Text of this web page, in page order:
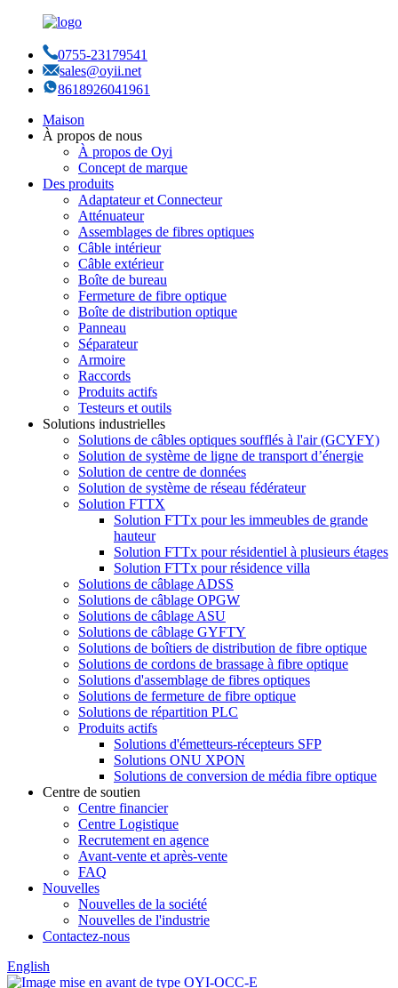
0755-23179541
sales@oyii.net
8618926041961
Maison
À propos de nous
À propos de Oyi
Concept de marque
Des produits
Adaptateur et Connecteur
Atténuateur
Assemblages de fibres optiques
Câble intérieur
Câble extérieur
Boîte de bureau
Fermeture de fibre optique
Boîte de distribution optique
Panneau
Séparateur
Armoire
Raccords
Produits actifs
Testeurs et outils
Solutions industrielles
Solutions de câbles optiques soufflés à l'air (GCYFY)
Solution de système de ligne de transport d’énergie
Solution de centre de données
Solution de système de réseau fédérateur
Solution FTTX
Solution FTTx pour les immeubles de grande
hauteur
Solution FTTx pour résidentiel à plusieurs étages
Solution FTTx pour résidence villa
Solutions de câblage ADSS
Solutions de câblage OPGW
Solutions de câblage ASU
Solutions de câblage GYFTY
Solutions de boîtiers de distribution de fibre optique
Solutions de cordons de brassage à fibre optique
Solutions d'assemblage de fibres optiques
Solutions de fermeture de fibre optique
Solutions de répartition PLC
Produits actifs
Solutions d'émetteurs-récepteurs SFP
Solutions ONU XPON
Solutions de conversion de média fibre optique
Centre de soutien
Centre financier
Centre Logistique
Recrutement en agence
Avant-vente et après-vente
FAQ
Nouvelles
Nouvelles de la société
Nouvelles de l'industrie
Contactez-nous
English